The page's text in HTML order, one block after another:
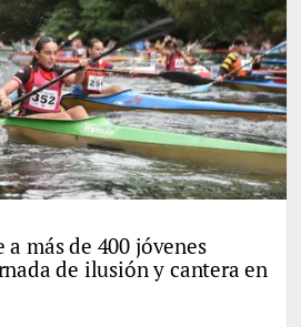
más de 400 jóvenes
de ilusión y cantera en